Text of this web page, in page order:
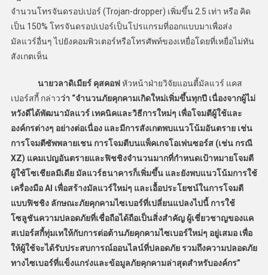
จำนวนโทรจันดรอปเปอร์ (Trojan-dropper) เพิ่มขึ้น 2.5 เท่า หรือ คิด
เป็น 150% โทรจันดรอปเปอร์เป็นโปรแกรมที่ออกแบบมาเพื่อส่ง
มัลแวร์อื่นๆ ไปยังคอมพิวเตอร์หรือโทรศัพท์ของเหยื่อโดยที่เหยื่อไม่ทัน
สังเกตเห็น
นายวลาดิเมียร์ คุสคอฟหัวหน้าฝ่ายวิจัยแอนตี้มัลแวร์ แคส
เปอร์สกี้ กล่าวว่า “จำนวนภัยคุกคามเกิดใหม่เพิ่มขึ้นทุกปี เนื่องจากผู้ไม่
หวังดีได้พัฒนามัลแวร์ เทคนิคและวิธีการใหม่ๆ เพื่อโจมตีผู้ใช้และ
องค์กรต่างๆ อย่างต่อเนื่อง และมีการสังเกตพบแนวโน้มอันตราย เช่น
การโจมตีซัพพลายเชน การโจมตีบนแพ็คเกจโอเพ่นซอร์ส (เช่น กรณี
XZ) แคมเปญอันตรายและฟิชชิงจำนวนมากที่กำหนดเป้าหมายโจมตี
ผู้ใช้โซเชียลมีเดีย มัลแวร์ธนาคารก็เพิ่มขึ้น และยังพบแนวโน้มการใช้
เครื่องมือ AI เพื่อสร้างมัลแวร์ใหม่ๆ และเอื้อประโยชน์ในการโจมตี
แบบฟิชชิง ลักษณะภัยคุกคามไซเบอร์ที่เปลี่ยนแปลงไปนี้ การใช้
โซลูชันความปลอดภัยที่เชื่อถือได้ถือเป็นสิ่งสำคัญ ผู้เชี่ยวชาญของแค
สเปอร์สกี้ทุ่มเทให้กับการต่อต้านภัยคุกคามไซเบอร์ใหม่ๆ อยู่เสมอ เพื่อ
ให้ผู้ใช้จะได้รับประสบการณ์ออนไลน์ที่ปลอดภัย รวมถึงความปลอดภัย
ทางไซเบอร์ที่แข็งแกร่งและข้อมูลภัยคุกคามล่าสุดสำหรับองค์กร”